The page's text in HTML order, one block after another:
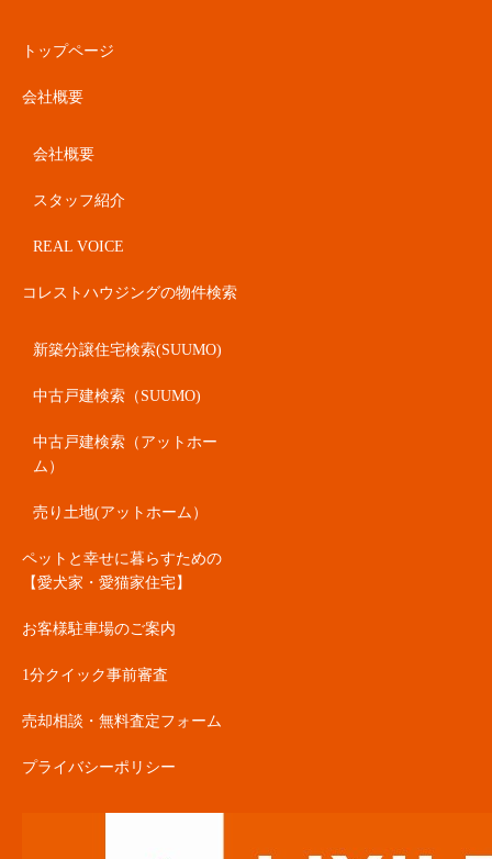
トップページ
会社概要
会社概要
スタッフ紹介
REAL VOICE
コレストハウジングの物件検索
新築分譲住宅検索(SUUMO)
中古戸建検索（SUUMO)
中古戸建検索（アットホー
ム）
売り土地(アットホーム）
ペットと幸せに暮らすための
【愛犬家・愛猫家住宅】
お客様駐車場のご案内
1分クイック事前審査
売却相談・無料査定フォーム
プライバシーポリシー